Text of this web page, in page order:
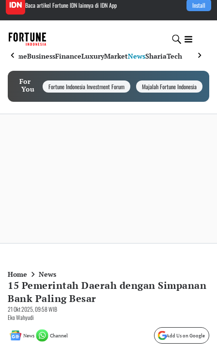
Baca artikel Fortune IDNlainnya di IDN App Install
HomeBusinessFinanceLuxuryMarketNewsShariaTech
For
You
Fortune Indonesia Investment Forum Majalah Fortune Indonesia
Home News
15 Pemerintah Daerah dengan Simpanan
Bank Paling Besar
21 Okt 2025, 09:58 WIB
Eko Wahyudi
News Channel Add Us on Google